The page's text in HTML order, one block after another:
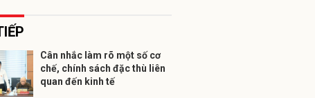
Cân nhắc làm rõ một số cơ
chế, chính sách đặc thù liên
quan đến kinh tế
Gửi